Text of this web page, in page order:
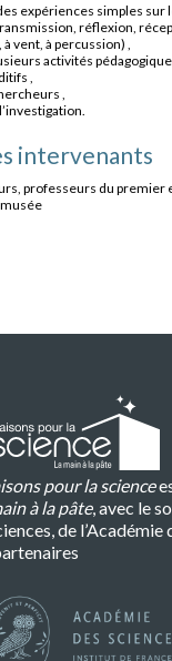
expériences simples sur
réflexion,
vent, à percussion) ,
activités
,
,
intervenants
professeurs du premier
pour la science
à la pâte, avec le
de